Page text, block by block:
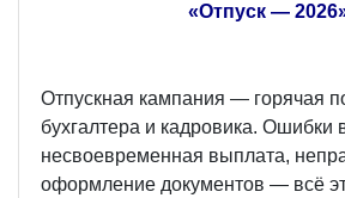
«Отпуск —
Отпускная кампания — горячая
бухгалтера и кадровика. Ошибки
несвоевременная выплата,
оформление документов — всё